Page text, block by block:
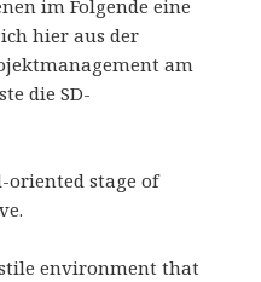
im Folgende eine
hier aus der
am
die SD-
oriented stage of
environment that